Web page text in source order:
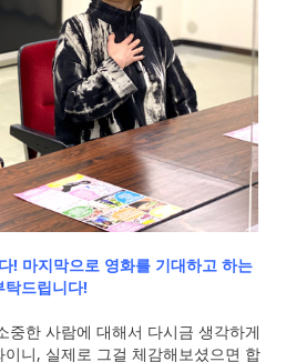
! 마지막으로 영화를 기대하고 하는
드립니다!
중한 사람에 대해서 다시금 생각하게
니, 실제로 그걸 체감해보셨으면 합